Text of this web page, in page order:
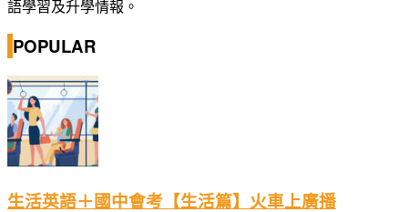
語學習及升學情報。
POPULAR
生活英語＋國中會考【生活篇】火車上廣播